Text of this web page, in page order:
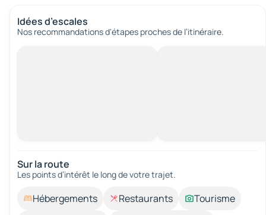
Idées d’escales
Nos recommandations d'étapes proches de l’itinéraire.
Sur la route
Les points d’intérêt le long de votre trajet.
Hébergements Restaurants
Tourisme